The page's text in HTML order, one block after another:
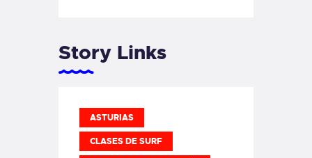
Story Links
ASTURIAS
CLASES DE SURF